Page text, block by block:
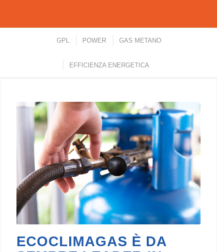
GPL POWER GAS METANO
EFFICIENZA ENERGETICA
ECOCLIMAGAS È DA